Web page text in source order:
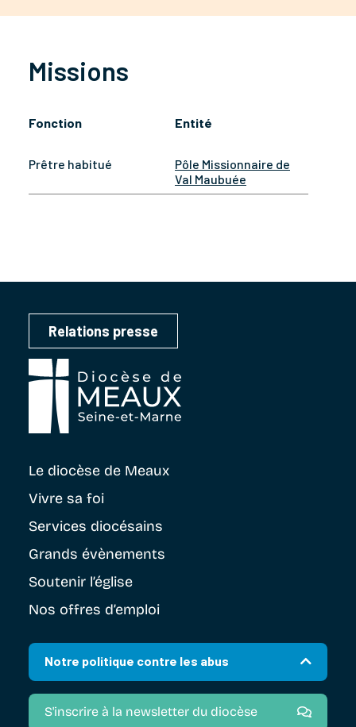
Missions
Fonction Entité
Prêtre habitué
Pôle Missionnaire de
Val Maubuée
Relations presse
Le diocèse de Meaux
Vivre sa foi
Services diocésains
Grands évènements
Soutenir l’église
Nos offres d’emploi
Notre politique contre les abus
S'inscrire à la newsletter du diocèse